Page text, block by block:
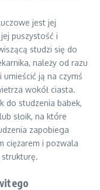
jest jej
puszystość i
studzi się do
należy od razu
ją na czymś
wokół ciasta.
do studzenia babek,
słoik, na które
zapobiega
ciężarem i pozwala